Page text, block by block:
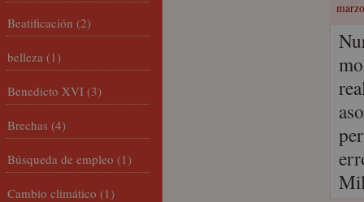
Beatificación (2)
belleza (1)
Benedicto XVI (3)
Brechas (4)
Búsqueda de empleo (1)
Cambio climático (1)